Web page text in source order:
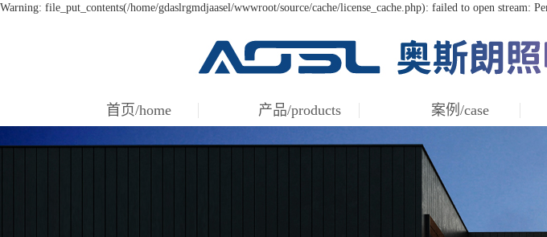
Warning: file_put_contents(/home/gdaslrgmdjaasel/wwwroot/source/cache/license_cache.php): failed to open stream:
首页/home 产品/products 案例/case